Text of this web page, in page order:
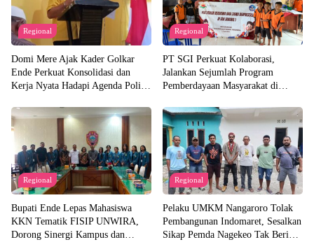
Regional
Domi Mere Ajak Kader Golkar
Ende Perkuat Konsolidasi dan
Kerja Nyata Hadapi Agenda Politik
Regional
PT SGI Perkuat Kolaborasi,
Jalankan Sejumlah Program
Pemberdayaan Masyarakat di
Regional
Bupati Ende Lepas Mahasiswa
KKN Tematik FISIP UNWIRA,
Dorong Sinergi Kampus dan
Regional
Pelaku UMKM Nangaroro Tolak
Pembangunan Indomaret, Sesalkan
Sikap Pemda Nagekeo Tak Beri